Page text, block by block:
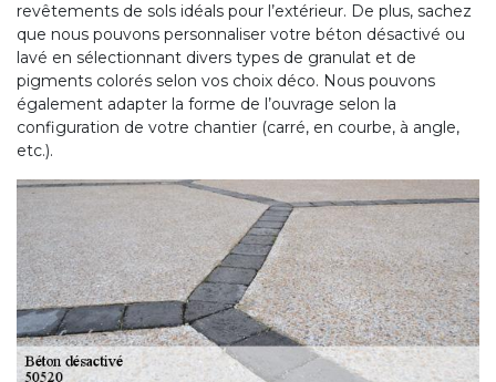
revêtements de sols idéals pour l’extérieur. De plus, sachez
que nous pouvons personnaliser votre béton désactivé ou
lavé en sélectionnant divers types de granulat et de
pigments colorés selon vos choix déco. Nous pouvons
également adapter la forme de l’ouvrage selon la
configuration de votre chantier (carré, en courbe, à angle,
etc.).